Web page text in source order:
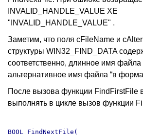
INVALID_HANDLE_VALUE XE
"INVALID_HANDLE_VALUE" .
Заметим, что поля cFileName и
структуры WIN32_FIND_DATA
соответственно, длинное имя файла
альтернативное имя файла “в
После вызова функции FindFirstFile
выполнять в цикле вызов функции
BOOL FindNextFile(